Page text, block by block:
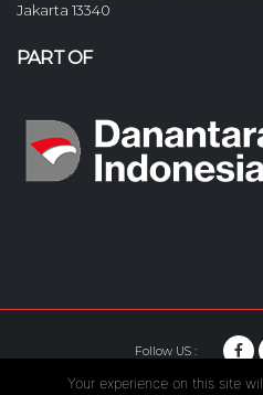
Jakarta 13340
PART OF
Follow US :
© Copyright 2020. Hutama
Your experience on this site